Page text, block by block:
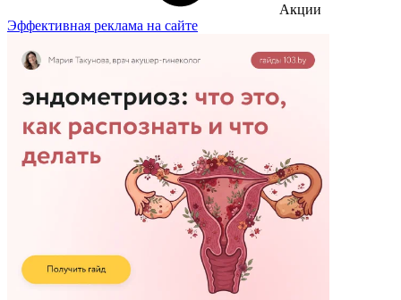
Акции
Эффективная реклама на сайте